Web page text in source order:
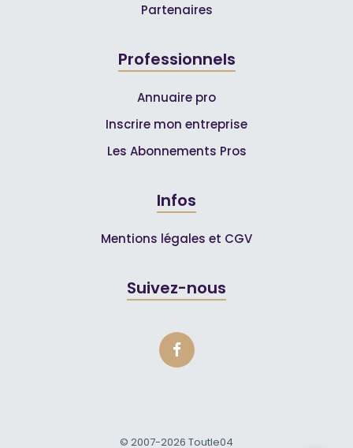
Partenaires
Professionnels
Annuaire pro
Inscrire mon entreprise
Les Abonnements Pros
Infos
Mentions légales et CGV
Suivez-nous
© 2007-2026 Toutle04